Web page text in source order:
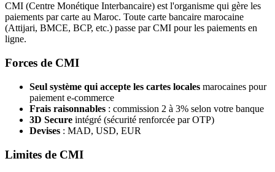
CMI (Centre Monétique Interbancaire) est l'organisme qui gère les
paiements par carte au Maroc. Toute carte bancaire marocaine
(Attijari, BMCE, BCP, etc.) passe par CMI pour les paiements en
ligne.
Forces de CMI
Seul système qui accepte les cartes locales marocaines pour
paiement e-commerce
Frais raisonnables : commission 2 à 3% selon votre banque
3D Secure intégré (sécurité renforcée par OTP)
Devises : MAD, USD, EUR
Limites de CMI